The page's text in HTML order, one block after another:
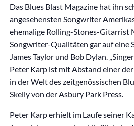
Das Blues Blast Magazine hat ihn
angesehensten Songwriter
ehemalige Rolling-Stones-Gitarrist
Songwriter-Qualitäten gar auf eine
James Taylor und Bob Dylan.
Peter Karp ist mit Abstand einer
in der Welt des zeitgenössischen
Skelly von der Asbury Park Press.
Peter Karp erhielt im Laufe seiner